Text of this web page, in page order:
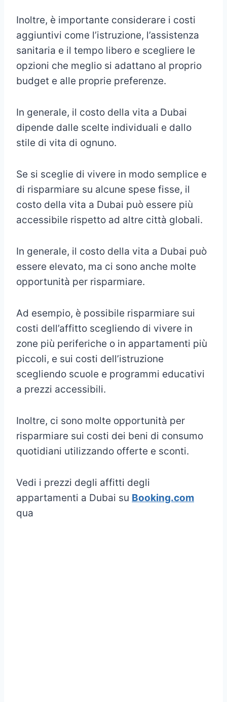
Inoltre, è importante considerare i costi
aggiuntivi come l’istruzione, l’assistenza
sanitaria e il tempo libero e scegliere le
opzioni che meglio si adattano al proprio
budget e alle proprie preferenze.
In generale, il costo della vita a Dubai
dipende dalle scelte individuali e dallo
stile di vita di ognuno.
Se si sceglie di vivere in modo semplice e
di risparmiare su alcune spese fisse, il
costo della vita a Dubai può essere più
accessibile rispetto ad altre città globali.
In generale, il costo della vita a Dubai può
essere elevato, ma ci sono anche molte
opportunità per risparmiare.
Ad esempio, è possibile risparmiare sui
costi dell’affitto scegliendo di vivere in
zone più periferiche o in appartamenti più
piccoli, e sui costi dell’istruzione
scegliendo scuole e programmi educativi
a prezzi accessibili.
Inoltre, ci sono molte opportunità per
risparmiare sui costi dei beni di consumo
quotidiani utilizzando offerte e sconti.
Vedi i prezzi degli affitti degli
appartamenti a Dubai su Booking.com
qua